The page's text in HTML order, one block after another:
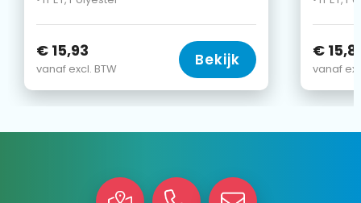
€ 15,93
vanaf excl. BTW Bekijk €
vanaf